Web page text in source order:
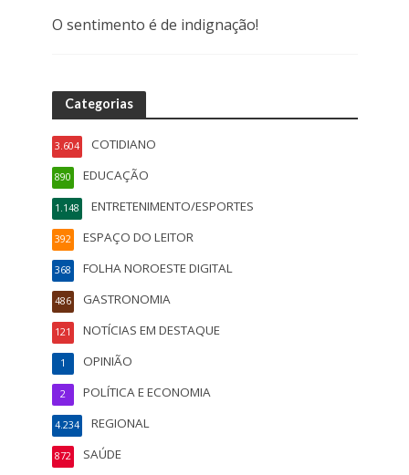
O sentimento é de indignação!
Categorias
COTIDIANO
3.604
EDUCAÇÃO
890
ENTRETENIMENTO/ESPORTES
1.148
ESPAÇO DO LEITOR
392
FOLHA NOROESTE DIGITAL
368
GASTRONOMIA
486
NOTÍCIAS EM DESTAQUE
121
OPINIÃO
1
POLÍTICA E ECONOMIA
2
REGIONAL
4.234
SAÚDE
872